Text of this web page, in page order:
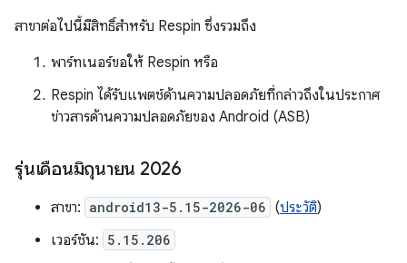
สาขาต่อไปนี้มีสิทธิ์สำหรับ Respin ซึ่งรวมถึง
พาร์ทเนอร์ขอให้ Respin หรือ
Respin ได้รับแพตช์ด้านความปลอดภัยที่กล่าวถึงในประกาศ
ข่าวสารด้านความปลอดภัยของ Android (ASB)
รุ่นเดือนมิถุนายน 2026
สาขา: android13-5.15-2026-06 (ประวัติ)
เวอร์ชัน: 5.15.206